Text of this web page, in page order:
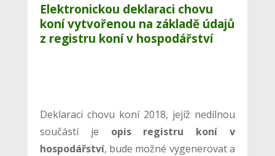
Elektronickou deklaraci chovu
koní vytvořenou na základě údajů
z registru koní v hospodářství
Deklaraci chovu koní 2018, jejíž nedílnou
součástí je opis registru koní v
hospodářství, bude možné vygenerovat a